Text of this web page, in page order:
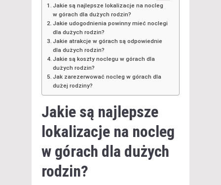
Jakie są najlepsze lokalizacje na nocleg
w górach dla dużych rodzin?
Jakie udogodnienia powinny mieć noclegi
dla dużych rodzin?
Jakie atrakcje w górach są odpowiednie
dla dużych rodzin?
Jakie są koszty noclegu w górach dla
dużych rodzin?
Jak zarezerwować nocleg w górach dla
dużej rodziny?
Jakie są najlepsze
lokalizacje na nocleg
w górach dla dużych
rodzin?